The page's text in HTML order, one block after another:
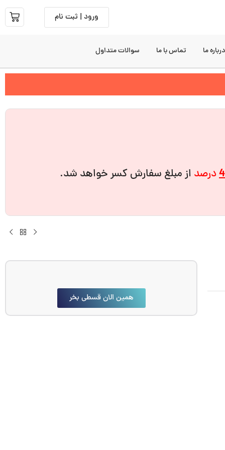
ورود | ثبت نام
درباره ما تماس با ما سوالات متداول
4درصد از مبلغ سفارش کسر خواهد شد.
همین الان قسطی بخر